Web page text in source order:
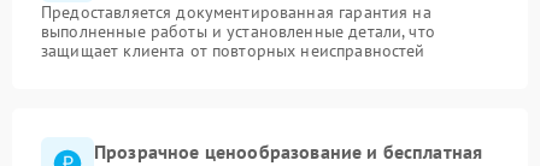
Предоставляется документированная гарантия на
выполненные работы и установленные детали, что
защищает клиента от повторных неисправностей
Прозрачное ценообразование и бесплатная